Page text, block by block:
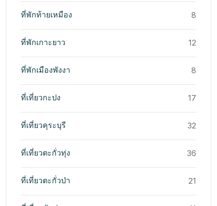
ที่พักท้ายเหมือง 8
ที่พักเกาะยาว 12
ที่พักเมืองพังงา 8
ที่เที่ยวกะปง 17
ที่เที่ยวคุระบุรี 32
ที่เที่ยวตะกั่วทุ่ง 36
ที่เที่ยวตะกั่วป่า 21